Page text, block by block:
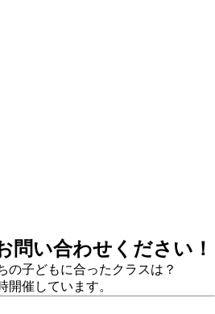
問い合わせください！
の子どもに合ったクラスは？
開催しています。